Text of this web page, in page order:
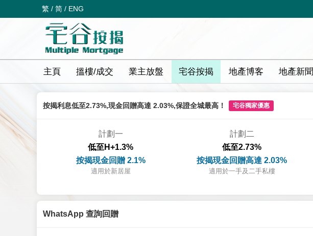
繁 / 简 / ENG
主頁 搵樓/成交 業主放盤 宅谷按揭 地產博客 地產新聞
按揭利息低至2.73%,現金回贈高達 2.03%,保證全城最高！ 宅谷獨家優惠
計劃一
低至H+1.3%
按揭現金回贈 2.1%
適用於新居屋
計劃二
低至2.73%
按揭現金回贈高達 2.03%
適用於一手及二手私樓
WhatsApp 查詢回贈